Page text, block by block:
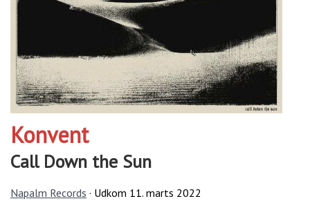
Konvent
Call Down the Sun
Napalm Records · Udkom 11. marts 2022